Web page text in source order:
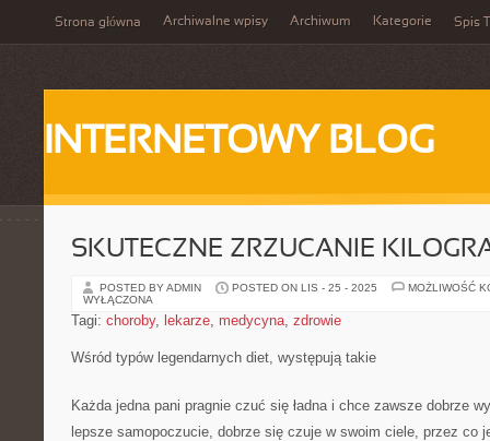
Strona główna Archiwalne wpisy Archiwum Kategorie Spis
INTERNETOWY BLOG
SKUTECZNE ZRZUCANIE
POSTED BY ADMIN POSTED ON LIS - 25 - 2025
MOŻLIWOŚĆ
WYŁĄCZONA
Tagi: choroby, lekarze, medycyna, zdrowie
Wśród typów legendarnych diet, występują takie
Każda jedna pani pragnie czuć się ładna i chce zawsze dobrze
lepsze samopoczucie, dobrze się czuje w swoim ciele, przez co